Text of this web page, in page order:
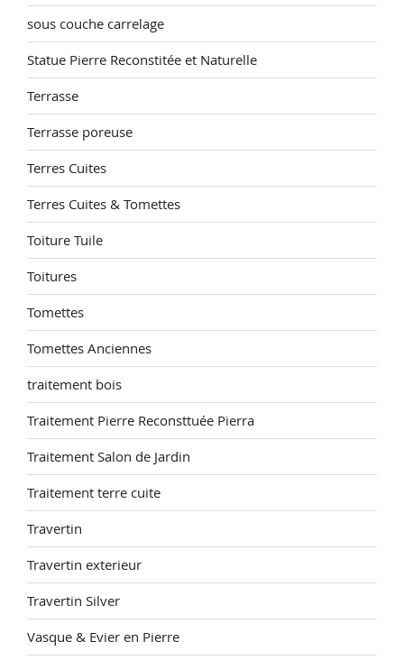
sous couche carrelage
Statue Pierre Reconstitée et Naturelle
Terrasse
Terrasse poreuse
Terres Cuites
Terres Cuites & Tomettes
Toiture Tuile
Toitures
Tomettes
Tomettes Anciennes
traitement bois
Traitement Pierre Reconsttuée Pierra
Traitement Salon de Jardin
Traitement terre cuite
Travertin
Travertin exterieur
Travertin Silver
Vasque & Evier en Pierre